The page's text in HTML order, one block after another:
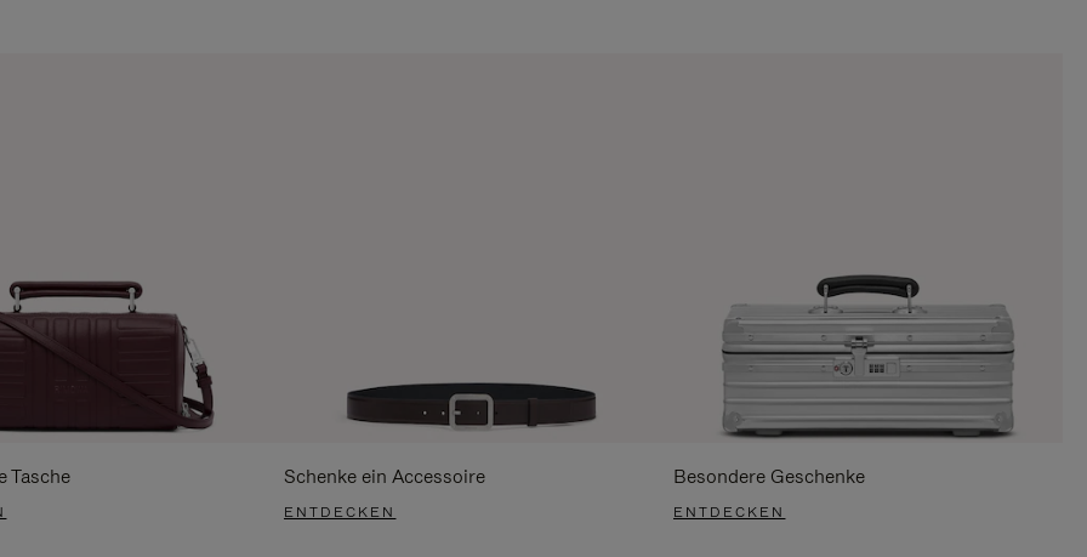
Tasche Schenke ein Accessoire
ENTDECKEN
Besondere Geschenke
ENTDECKEN